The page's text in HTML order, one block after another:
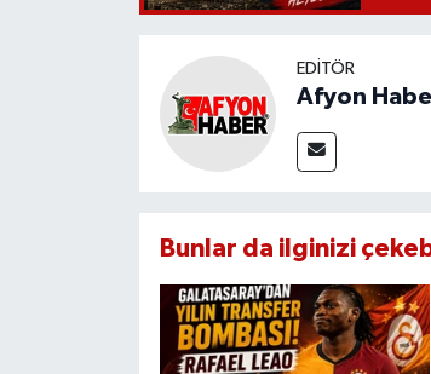
EDITÖR
Afyon
Bunlar da ilginizi